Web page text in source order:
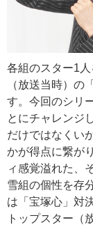
各組のスター1
（放送当時）の
す。今回のシリ
とにチャレンジ
だけではなくい
かが得点に繋が
ィ感覚溢れた、
雪組の個性を存
は「宝塚心」対
トップスター（